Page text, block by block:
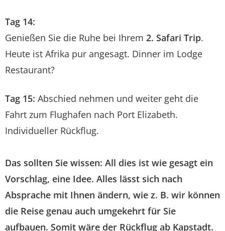
Tag 14:
Genießen Sie die Ruhe bei Ihrem 2. Safari Trip.
Heute ist Afrika pur angesagt. Dinner im Lodge
Restaurant?
Tag 15: Abschied nehmen und weiter geht die
Fahrt zum Flughafen nach Port Elizabeth.
Individueller Rückflug.
Das sollten Sie wissen: All dies ist wie gesagt ein
Vorschlag, eine Idee. Alles lässt sich nach
Absprache mit Ihnen ändern, wie z. B. wir können
die Reise genau auch umgekehrt für Sie
aufbauen. Somit wäre der Rückflug ab Kapstadt.